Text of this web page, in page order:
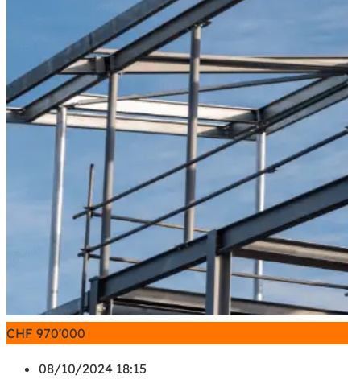
CHF 970'000
08/10/2024 18:15